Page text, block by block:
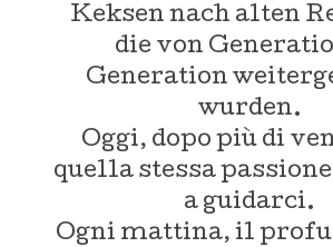
Keksen nach alten
die von
Generation
wurden.
Oggi, dopo più di
quella stessa
a guidarci.
Ogni mattina, il